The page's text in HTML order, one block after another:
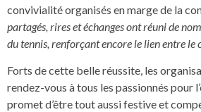
convivialité organisés en marge de la
partagés, rires et échanges ont réuni de
du tennis, renforçant encore le lien entre le
Forts de cette belle réussite, les
rendez-vous à tous les passionnés pour
promet d’être tout aussi festive et